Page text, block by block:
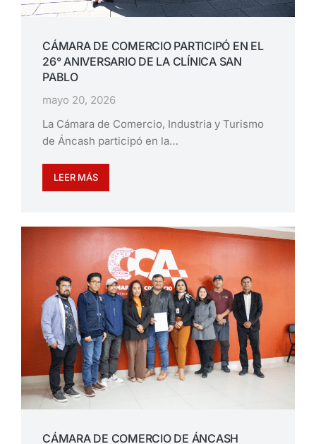
CÁMARA DE COMERCIO PARTICIPÓ EN EL
26° ANIVERSARIO DE LA CLÍNICA SAN
PABLO
mayo 20, 2026
La Cámara de Comercio, Industria y Turismo
de Áncash participó en la…
LEER MÁS
CÁMARA DE COMERCIO DE ÁNCASH